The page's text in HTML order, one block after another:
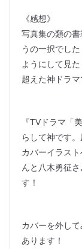
《感想》
写真集の類の
うの一択でし
ようにして見
超えた神ドラマ
『TVドラマ「
らして神です
カバーイラス
んと八木勇征
す！
カバーを外し
あります！